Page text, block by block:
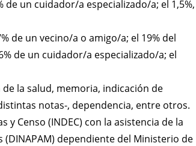
un cuidador/a especializado/a; el 1,5%,
de un vecino/a o amigo/a; el 19% del
de un cuidador/a especializado/a; el
la salud, memoria, indicación de
notas-, dependencia, entre otros.
Censo (INDEC) con la asistencia de la
dependiente del Ministerio de